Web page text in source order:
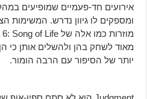
אירועים חד-פעמיים שמופיעים
ומספקים לו גיוון נדרש. המשימות
מאוד לשחק בהן ולהשלים אותן כי
יותר של הסיפור עם הרבה הומור.